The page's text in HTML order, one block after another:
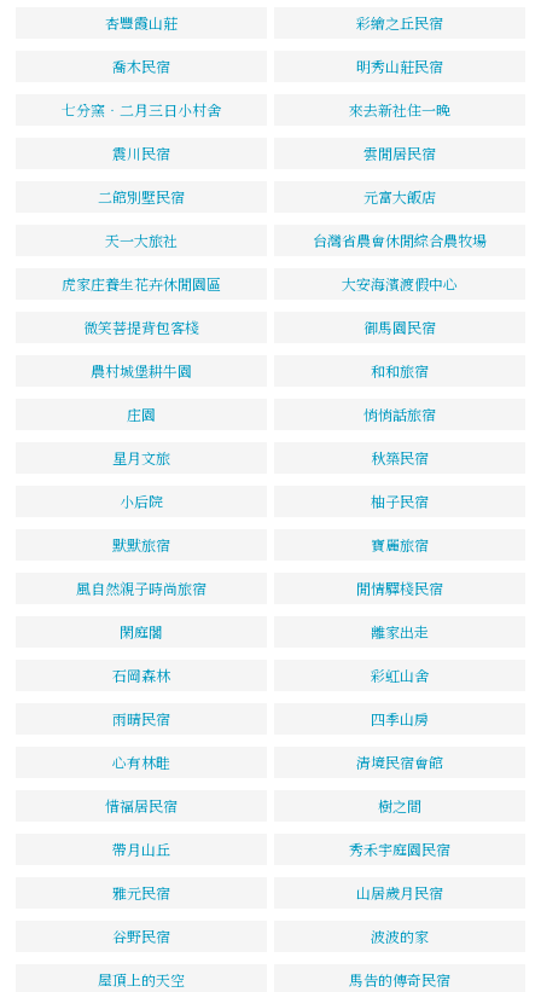
杏豐霞山莊 彩繪之丘民宿
喬木民宿 明秀山莊民宿
七分窯‧二月三日小村舍 來去新社住一晚
震川民宿 雲閒居民宿
二館別墅民宿 元富大飯店
天一大旅社 台灣省農會休閒綜合農牧場
虎家庄養生花卉休閒園區 大安海濱渡假中心
微笑菩提背包客棧 御馬園民宿
農村城堡耕牛園 和和旅宿
庄園 悄悄話旅宿
星月文旅 秋築民宿
小后院 柚子民宿
默默旅宿 寶麗旅宿
風自然親子時尚旅宿 閒情驛棧民宿
閑庭閣 離家出走
石岡森林 彩虹山舍
雨晴民宿 四季山房
心有林畦 清境民宿會館
惜福居民宿 樹之間
帶月山丘 秀禾宇庭園民宿
雅元民宿 山居歲月民宿
谷野民宿 波波的家
屋頂上的天空 馬告的傳奇民宿